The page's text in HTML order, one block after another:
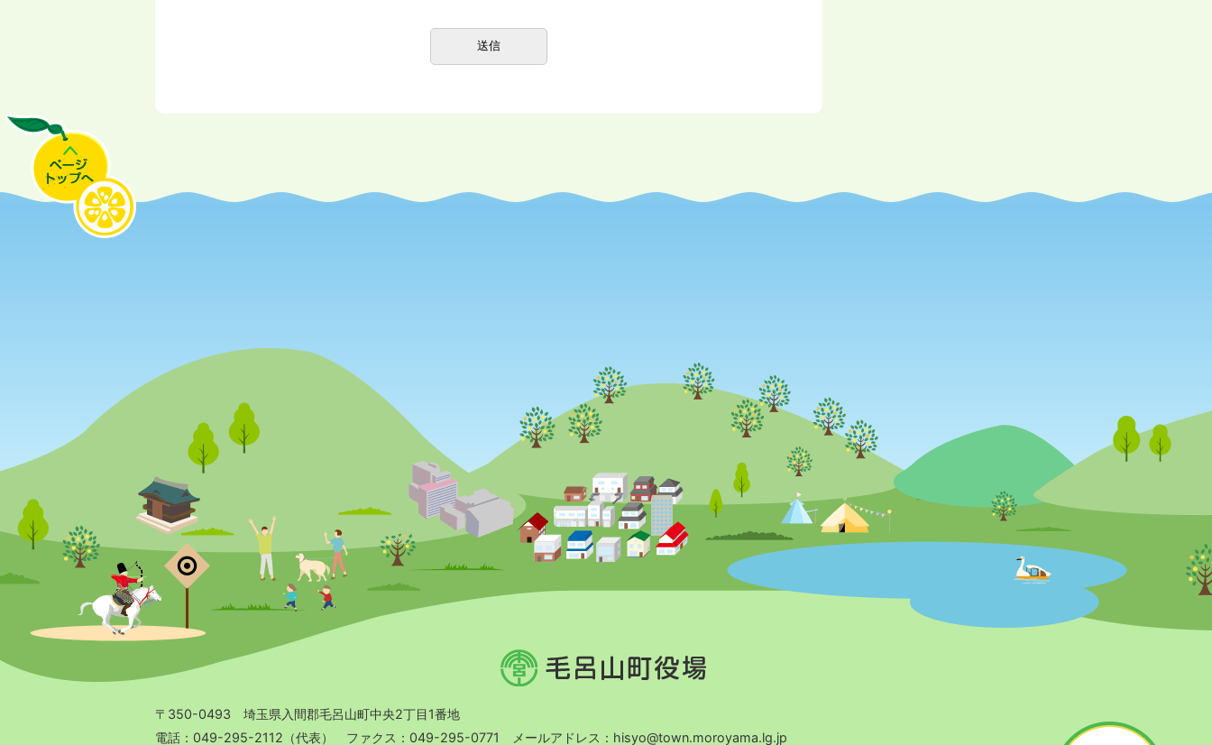
毛
呂
場
〒350-0493 埼玉県入間郡毛呂山町中央2丁目1番地
電話：049-295-2112（代表） ファクス：049-295-0771 メールアドレス：hisyo@town.moroyama.lg.jp